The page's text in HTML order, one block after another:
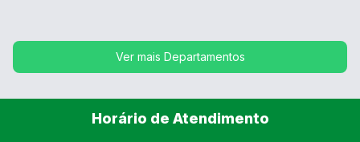
Ver mais Departamentos
Horário de Atendimento